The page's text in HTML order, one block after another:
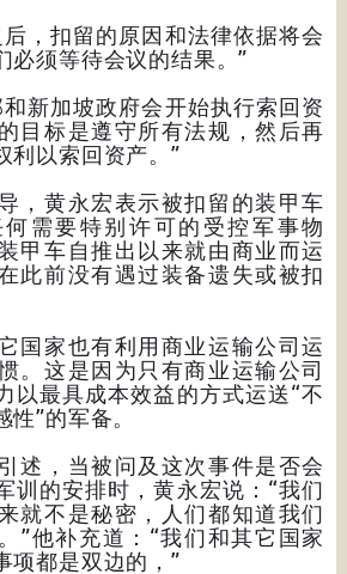
，扣留的原因和法律依据将会
必须等待会议的结果。”
新加坡政府会开始执行索回资
目标是遵守所有法规，然后再
利以索回资产。”
，黄永宏表示被扣留的装甲车
何需要特别许可的受控军事物
甲车自推出以来就由商业而运
此前没有遇过装备遗失或被扣
国家也有利用商业运输公司运
。这是因为只有商业运输公司
以最具成本效益的方式运送“不
”的军备。
述，当被问及这次事件是否会
训的安排时，黄永宏说：“我们
就不是秘密，人们都知道我们
”他补充道：“我们和其它国家
项都是双边的，”